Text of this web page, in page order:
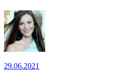
29.06.2021